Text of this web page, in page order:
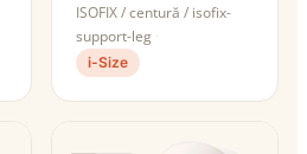
ISOFIX / centură / isofix-
support-leg
i-Size